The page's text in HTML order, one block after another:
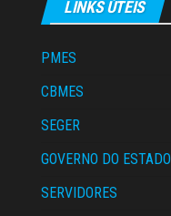
LINKS ÚTEIS
PMES
CBMES
SEGER
GOVERNO DO ESTADO
SERVIDORES